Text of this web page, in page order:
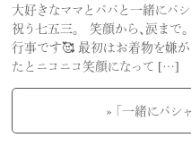
大好きなママとパパと一緒に
祝う七五三。 笑顔から、涙まで
行事です🥰 最初はお着物を嫌
たとニコニコ笑顔になって […]
» 「一緒にパシ